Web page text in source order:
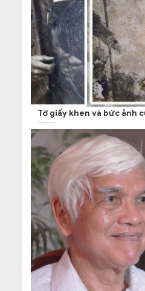
Tờ giấy khen và bức ảnh